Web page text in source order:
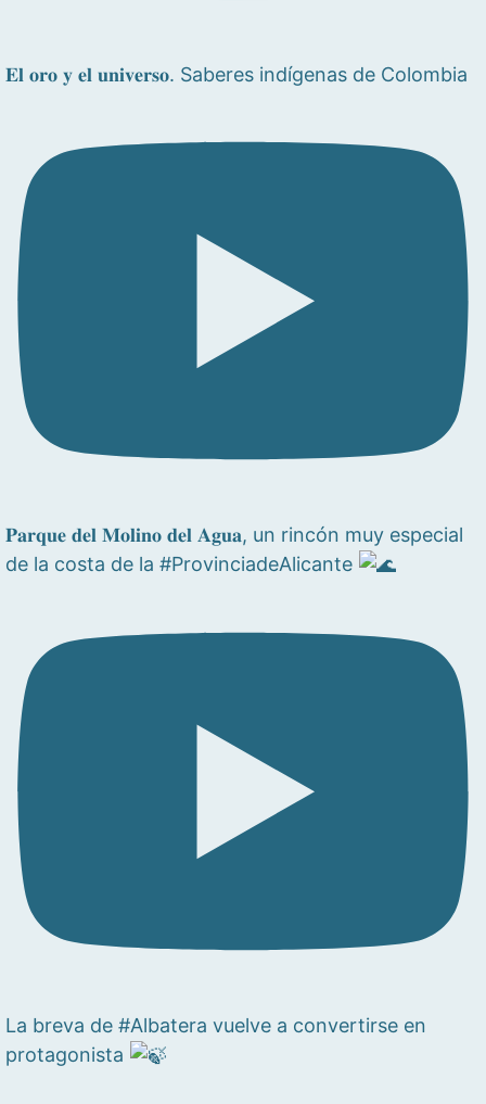
𝐄𝐥 𝐨𝐫𝐨 𝐲 𝐞𝐥 𝐮𝐧𝐢𝐯𝐞𝐫𝐬𝐨. Saberes indígenas de Colombia
𝐏𝐚𝐫𝐪𝐮𝐞 𝐝𝐞𝐥 𝐌𝐨𝐥𝐢𝐧𝐨 𝐝𝐞𝐥 𝐀𝐠𝐮𝐚, un rincón muy especial
de la costa de la #ProvinciadeAlicante
La breva de #Albatera vuelve a convertirse en
protagonista